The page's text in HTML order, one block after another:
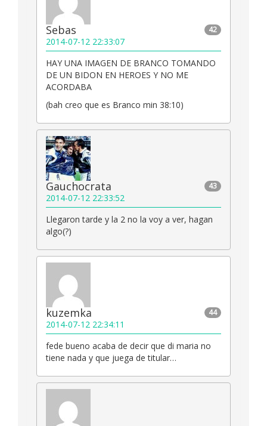
42
Sebas
2014-07-12 22:33:07
HAY UNA IMAGEN DE BRANCO TOMANDO
DE UN BIDON EN HEROES Y NO ME
ACORDABA
(bah creo que es Branco min 38:10)
43
Gauchocrata
2014-07-12 22:33:52
Llegaron tarde y la 2 no la voy a ver, hagan
algo(?)
44
kuzemka
2014-07-12 22:34:11
fede bueno acaba de decir que di maria no
tiene nada y que juega de titular…